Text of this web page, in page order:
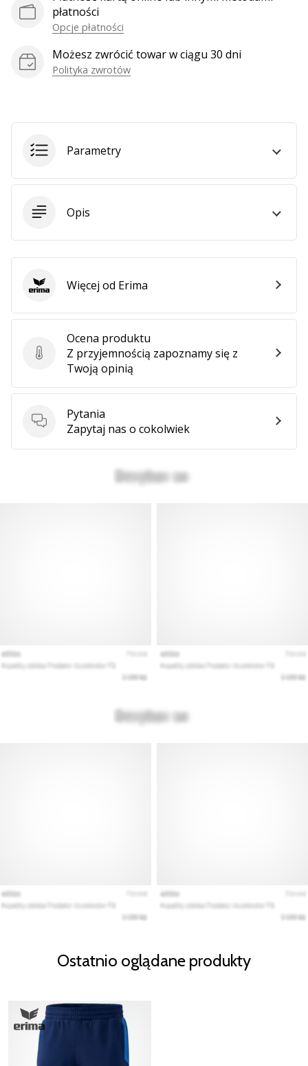
wszystkie
artykuły
płatności
Opcje płatności
Możesz zwrócić towar w ciągu 30 dni
Polityka zwrotów
Parametry
Opis
Ocena produktu
Ocena produktu
Z przyjemnością zapoznamy się z
Twoją opinią
Pytania
Pytania
Zapytaj nas o cokolwiek
Erima Więcej od Erima
Ostatnio oglądane produkty